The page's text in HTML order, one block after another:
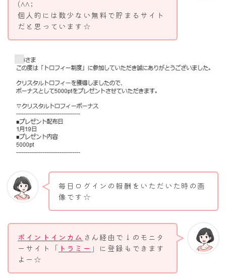
(^^;
個人的には数少ない無料で貯まるサイト
だと思っています☆
毎日ログインの報酬をいただいた時の画
像です☆
ポイントインカム さん経由で↓のモニタ
ーサイト「 トラミー 」に登録もできます
よー☆